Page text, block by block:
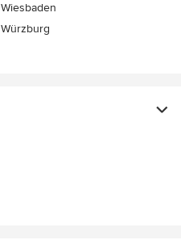
Wiesbaden
Würzburg